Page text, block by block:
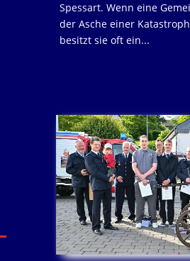
Spessart. Wenn eine
der Asche einer
besitzt sie oft ein...